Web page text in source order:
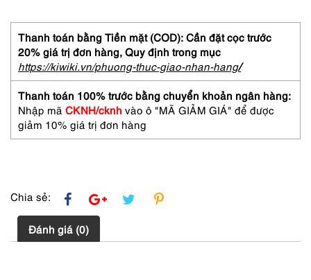
áo-
Gold
plated
dragonfly
brooch-
Khá
mới
số
lượng
Thanh toán bằng Tiền mặt (COD): Cần đặt cọc trước
20% giá trị đơn hàng, Quy định trong mục
https://kiwiki.vn/phuong-thuc-giao-nhan-hang/
Thanh toán 100% trước bằng chuyển khoản ngân hàng:
Nhập mã CKNH/cknh vào ô "MÃ GIẢM GIÁ" để được
giảm 10% giá trị đơn hàng
Chia sẻ:
Đánh giá (0)